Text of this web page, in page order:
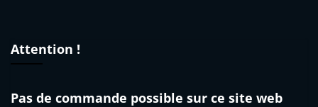
Attention !
Pas de commande possible sur ce site web